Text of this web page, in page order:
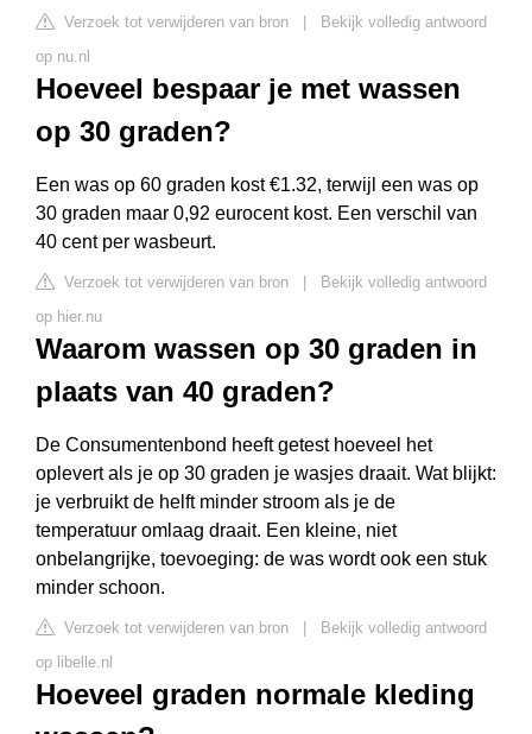
Verzoek tot verwijderen van bron
Bekijk volledig antwoord
op nu.nl
Hoeveel bespaar je met wassen
op 30 graden?
Een was op 60 graden kost €1.32, terwijl een was op
30 graden maar 0,92 eurocent kost. Een verschil van
40 cent per wasbeurt.
Verzoek tot verwijderen van bron
Bekijk volledig antwoord
op hier.nu
Waarom wassen op 30 graden in
plaats van 40 graden?
De Consumentenbond heeft getest hoeveel het
oplevert als je op 30 graden je wasjes draait. Wat blijkt:
je verbruikt de helft minder stroom als je de
temperatuur omlaag draait. Een kleine, niet
onbelangrijke, toevoeging: de was wordt ook een stuk
minder schoon.
Verzoek tot verwijderen van bron
Bekijk volledig antwoord
op libelle.nl
Hoeveel graden normale kleding